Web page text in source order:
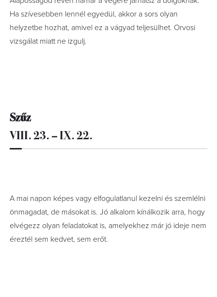
Ha szívesebben lennél egyedül, akkor a sors olyan
helyzetbe hozhat, amivel ez a vágyad teljesülhet. Orvosi
vizsgálat miatt ne izgulj.
Szűz
VIII. 23. – IX. 22.
A mai napon képes vagy elfogulatlanul kezelni és szemlélni
önmagadat, de másokat is. Jó alkalom kínálkozik arra, hogy
elvégezz olyan feladatokat is, amelyekhez már jó ideje nem
éreztél sem kedvet, sem erőt.